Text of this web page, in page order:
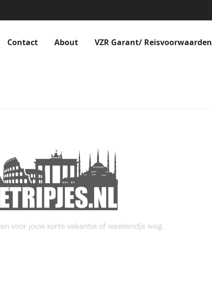
Contact About VZR Garant/ Reisvoorwaarden
TRIP SAMEN
voor jouw korte vakantie of weekendje weg.